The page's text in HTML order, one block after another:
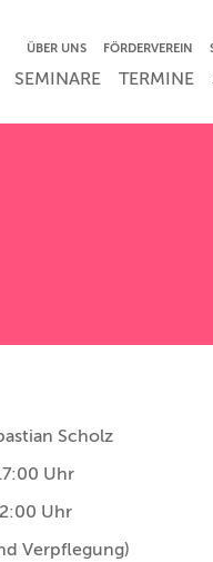
NAVIGATION ÜBERSPRINGEN
ÜBER UNS FÖRDERVEREIN
NAVIGATION
SEMINARE TERMINE
Scholz
Uhr
Uhr
Verpflegung)